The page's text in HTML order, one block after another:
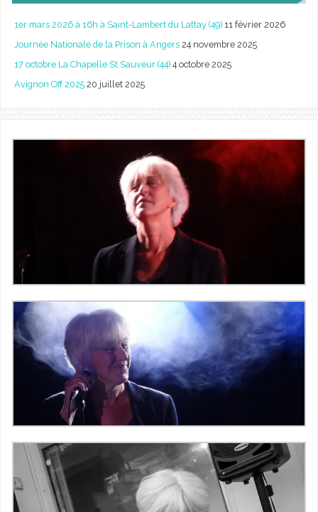
1er mars 2026 à 16h à Saint-Lambert du Lattay (49) 11 février 2026
Journée Nationale de la Prison à Angers 24 novembre 2025
17 octobre La Chapelle St Sauveur (44) 4 octobre 2025
Avignon Off 2025 20 juillet 2025